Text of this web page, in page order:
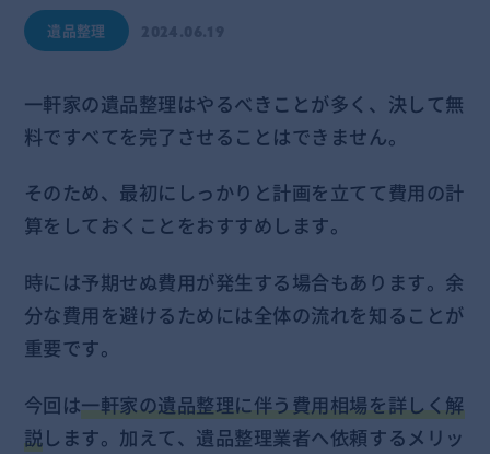
遺品整理
一軒家の遺品整理はやるべきことが多く、決して無
料ですべてを完了させることはできません。
そのため、最初にしっかりと計画を立てて費用の計
算をしておくことをおすすめします。
時には予期せぬ費用が発生する場合もあります。余
分な費用を避けるためには全体の流れを知ることが
重要です。
今回は一軒家の遺品整理に伴う費用相場を詳しく解
説します。加えて、遺品整理業者へ依頼するメリッ